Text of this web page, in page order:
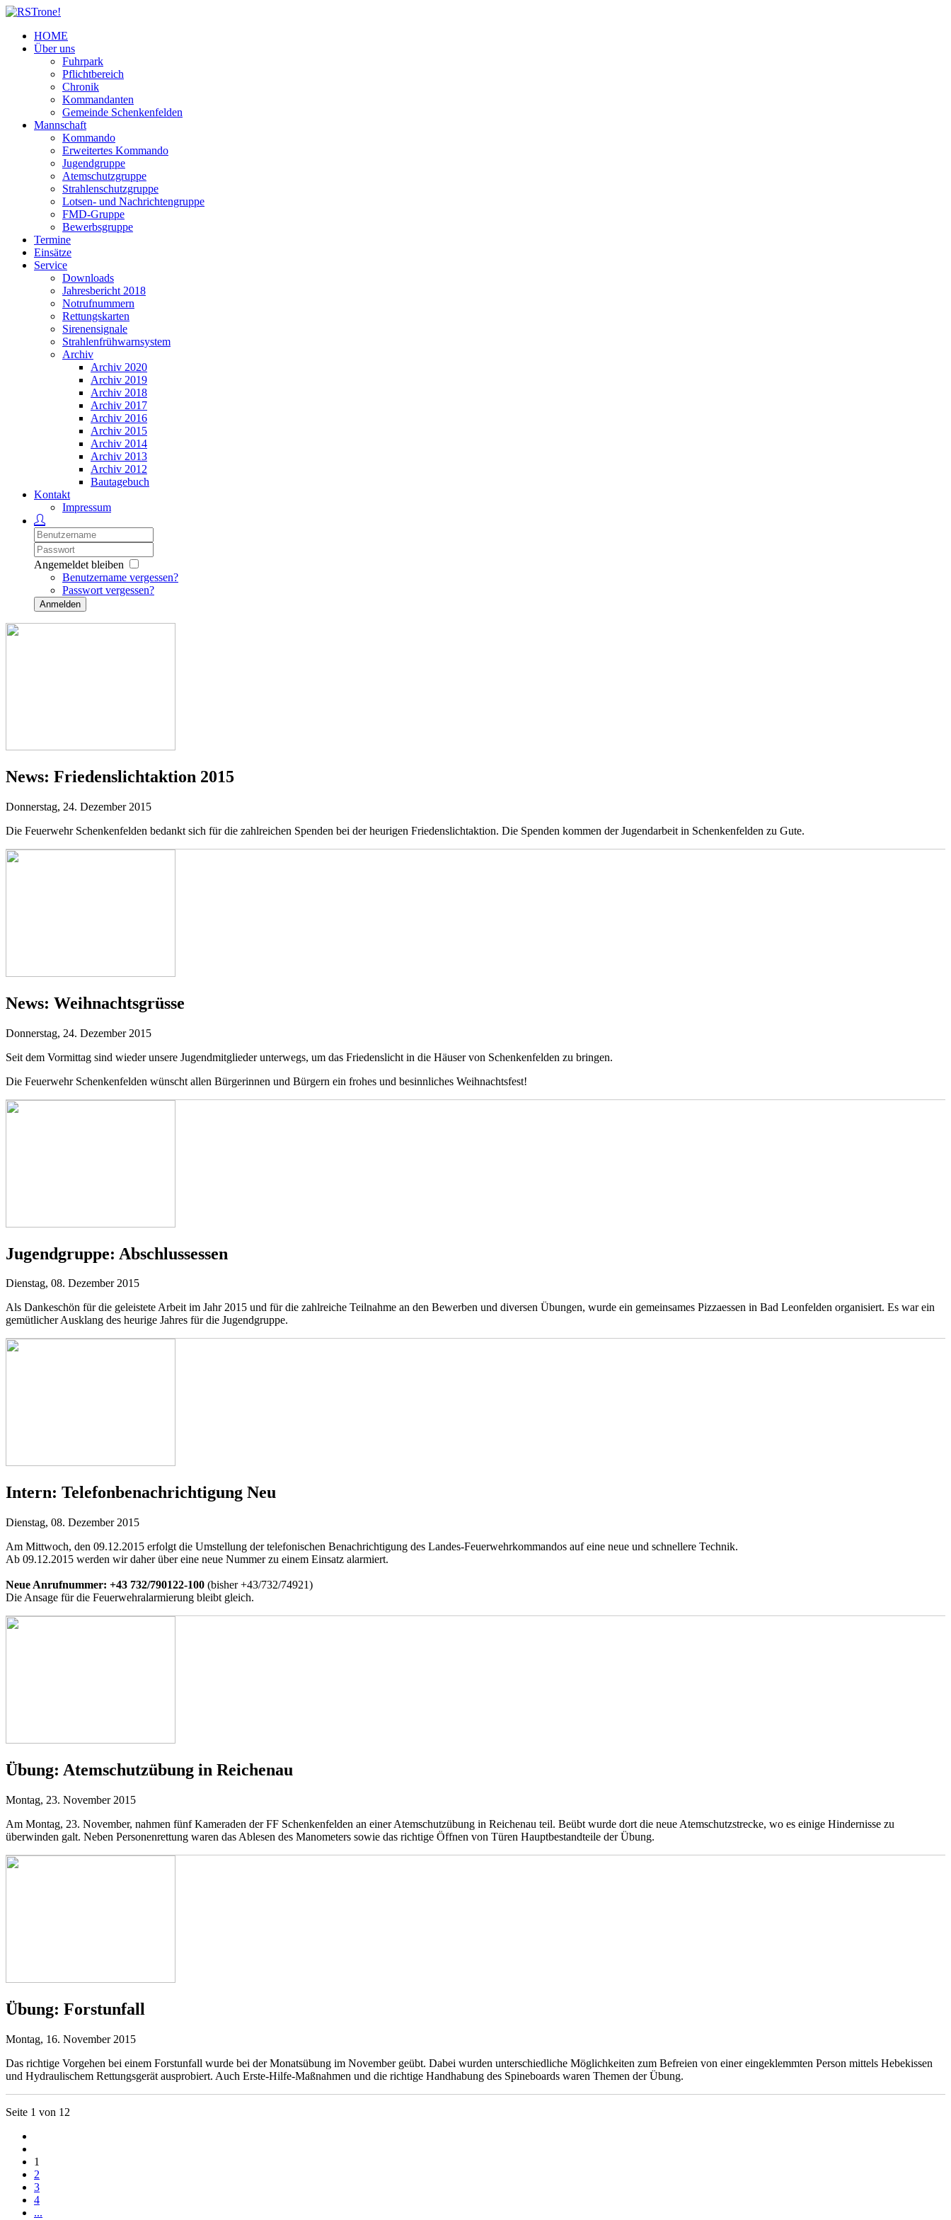
HOME
Über uns
Fuhrpark
Pflichtbereich
Chronik
Kommandanten
Gemeinde Schenkenfelden
Mannschaft
Kommando
Erweitertes Kommando
Jugendgruppe
Atemschutzgruppe
Strahlenschutzgruppe
Lotsen- und Nachrichtengruppe
FMD-Gruppe
Bewerbsgruppe
Termine
Einsätze
Service
Downloads
Jahresbericht 2018
Notrufnummern
Rettungskarten
Sirenensignale
Strahlenfrühwarnsystem
Archiv
Archiv 2020
Archiv 2019
Archiv 2018
Archiv 2017
Archiv 2016
Archiv 2015
Archiv 2014
Archiv 2013
Archiv 2012
Bautagebuch
Kontakt
Impressum
Angemeldet bleiben
Benutzername vergessen?
Passwort vergessen?
Anmelden
News: Friedenslichtaktion 2015
Donnerstag, 24. Dezember 2015
Die Feuerwehr Schenkenfelden bedankt sich für die zahlreichen Spenden bei der heurigen Friedenslichtaktion. Die Spenden kommen der Jugendarbeit in Schenkenfelden zu Gute.
News: Weihnachtsgrüsse
Donnerstag, 24. Dezember 2015
Seit dem Vormittag sind wieder unsere Jugendmitglieder unterwegs, um das Friedenslicht in die Häuser von Schenkenfelden zu bringen.
Die Feuerwehr Schenkenfelden wünscht allen Bürgerinnen und Bürgern ein frohes und besinnliches Weihnachtsfest!
Jugendgruppe: Abschlussessen
Dienstag, 08. Dezember 2015
Als Dankeschön für die geleistete Arbeit im Jahr 2015 und für die zahlreiche Teilnahme an den Bewerben und diversen Übungen, wurde ein gemeinsames Pizzaessen in Bad Leonfelden organisiert. Es war ein
gemütlicher Ausklang des heurige Jahres für die Jugendgruppe.
Intern: Telefonbenachrichtigung Neu
Dienstag, 08. Dezember 2015
Am Mittwoch, den 09.12.2015 erfolgt die Umstellung der telefonischen Benachrichtigung des Landes-Feuerwehrkommandos auf eine neue und schnellere Technik.
Ab 09.12.2015 werden wir daher über eine neue Nummer zu einem Einsatz alarmiert.
Neue Anrufnummer: +43 732/790122-100 (bisher +43/732/74921)
Die Ansage für die Feuerwehralarmierung bleibt gleich.
Übung: Atemschutzübung in Reichenau
Montag, 23. November 2015
Am Montag, 23. November, nahmen fünf Kameraden der FF Schenkenfelden an einer Atemschutzübung in Reichenau teil. Beübt wurde dort die neue Atemschutzstrecke, wo es einige Hindernisse zu
überwinden galt. Neben Personenrettung waren das Ablesen des Manometers sowie das richtige Öffnen von Türen Hauptbestandteile der Übung.
Übung: Forstunfall
Montag, 16. November 2015
Das richtige Vorgehen bei einem Forstunfall wurde bei der Monatsübung im November geübt. Dabei wurden unterschiedliche Möglichkeiten zum Befreien von einer eingeklemmten Person mittels Hebekissen
und Hydraulischem Rettungsgerät ausprobiert. Auch Erste-Hilfe-Maßnahmen und die richtige Handhabung des Spineboards waren Themen der Übung.
Seite 1 von 12
1
2
3
4
...